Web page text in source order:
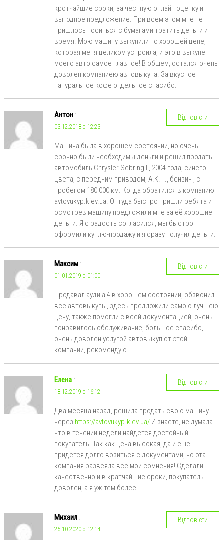
кротчайшие сроки, за честную онлайн оценку и
выгодное предложение. При всем этом мне не
пришлось носиться с бумагами тратить деньги и
время. Мою машину выкупили по хорошей цене,
которая меня целиком устроила, и это в выкупе
моего авто самое главное! В общем, остался очень
доволен компаниею автовыкупа. За вкусное
натуральное кофе отдельное спасибо.
Антон:
03.12.2018 о 12:23
Машина была в хорошем состоянии, но очень
срочно были необходимы деньги и решил продать
автомобиль Chrysler Sebring II, 2004 года, синего
цвета, с передним приводом, А.К.П., бензин , с
пробегом 180 000 км. Когда обратился в компанию
avtovukyp.kiev.ua. Оттуда быстро пришли ребята и
осмотрев машину предложили мне за её хорошие
деньги. Я с радость согласился, мы быстро
оформили куплю-продажу и я сразу получил деньги.
Відповісти
Максим:
01.01.2019 о 01:00
Продавал ауди а 4 в хорошем состоянии, обзвонил
все автовыкупы, здесь предложили самою лучшею
цену, также помогли с всей документацией, очень
понравилось обслуживание, большое спасибо,
очень доволен услугой автовыкуп от этой
компании, рекомендую.
Відповісти
Елена:
18.12.2019 о 16:12
Два месяца назад, решила продать свою машину
через https://avtovukyp.kiev.ua/И знаете, не думала
что в течении недели найдется достойный
покупатель. Так как цена высокая, да и ещё
придётся долго возиться с документами, но эта
компания развеяла все мои сомнения! Сделали
качественно и в кратчайшие сроки, покупатель
доволен, а я уж тем более.
Відповісти
Михаил:
25.10.2020 о 12:14
Відповісти